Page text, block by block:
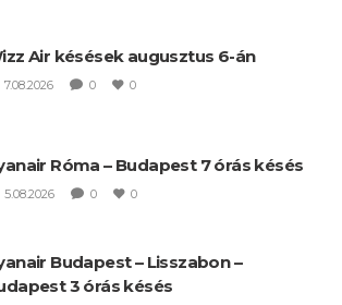
Air késések augusztus 6-án
7.08.2026 0 0
Róma – Budapest 7 órás késés
5.08.2026 0 0
Budapest – Lisszabon –
3 órás késés